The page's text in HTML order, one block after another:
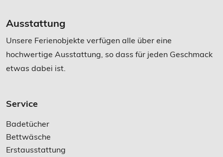
Ausstattung
Unsere Ferienobjekte verfügen alle über eine
hochwertige Ausstattung, so dass für jeden Geschmack
etwas dabei ist.
Service
Badetücher
Bettwäsche
Erstausstattung